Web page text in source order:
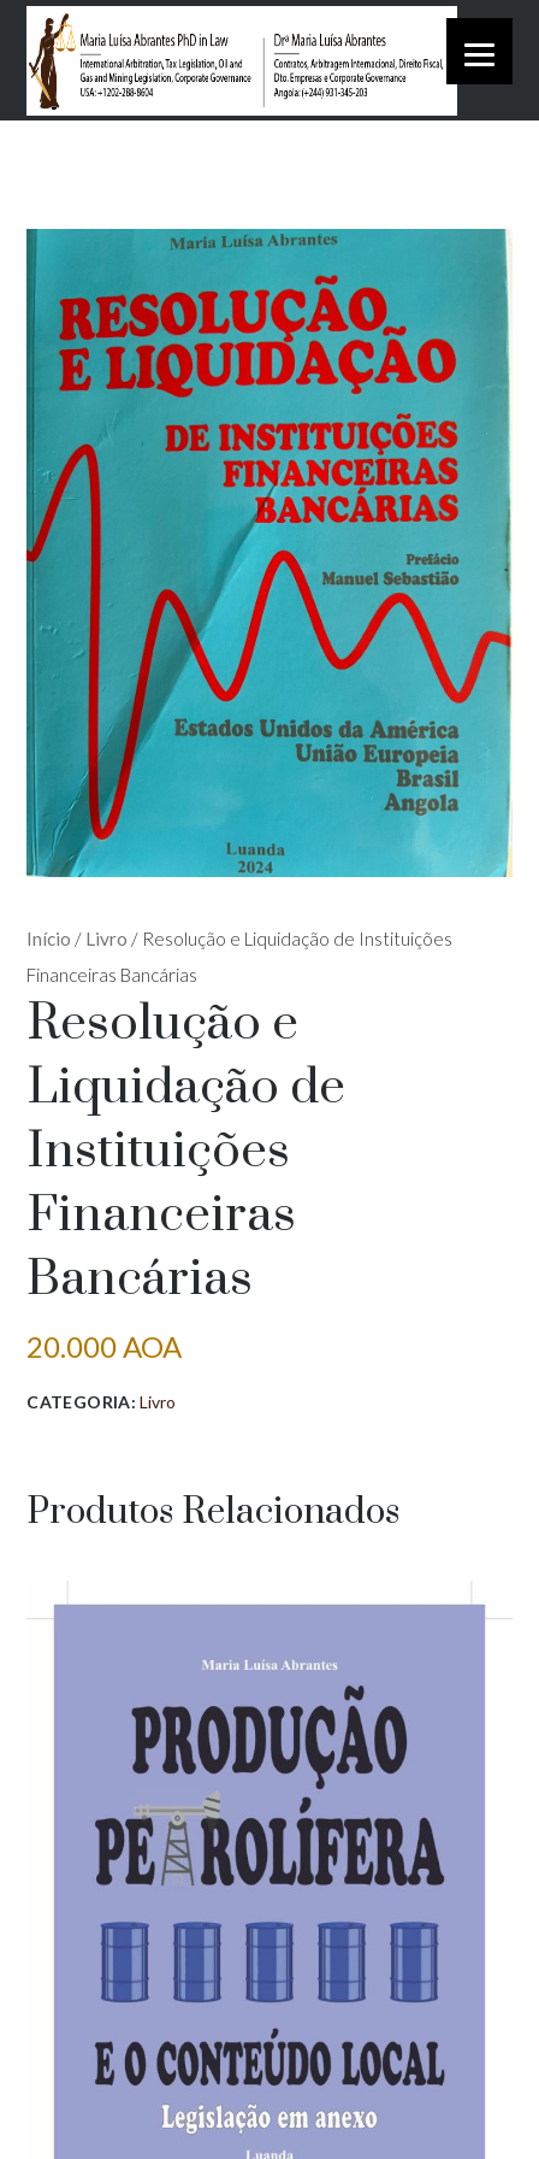
Início / Livro / Resolução e Liquidação de Instituições
Financeiras Bancárias
Resolução e
Liquidação de
Instituições
Financeiras
Bancárias
20.000 AOA
CATEGORIA:Livro
Produtos Relacionados